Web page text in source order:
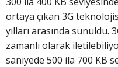
ortaya çıkan 3G
yılları arasında sunuldu.
zamanlı olarak
saniyede 500 ila 700 KB